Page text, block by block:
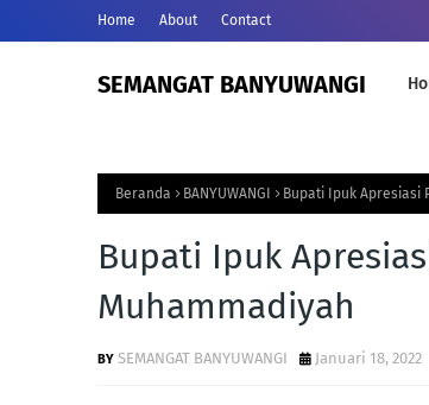
Home About Contact
SEMANGAT BANYUWANGI
Beranda BANYUWANGI Bupati Ipuk Apresiasi
Bupati Ipuk
Muhammadiyah
SEMANGAT BANYUWANGI Januari 18, 2022